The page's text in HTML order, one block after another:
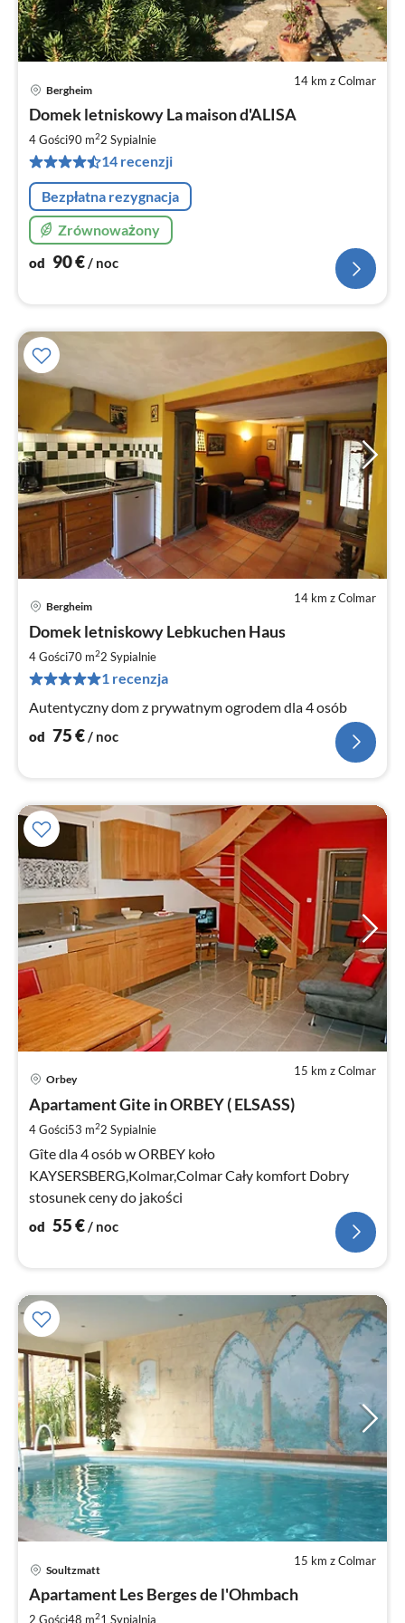
14 km z Colmar
Bergheim
Domek letniskowy La maison d'ALISA
4 Gości90 m22 Sypialnie
14 recenzji
Bezpłatna rezygnacja
Zrównoważony
od 90€/ noc
14 km z Colmar
Bergheim
Domek letniskowy Lebkuchen Haus
4 Gości70 m22 Sypialnie
1 recenzja
Autentyczny dom z prywatnym ogrodem dla 4 osób
od 75€ / noc
15 km z Colmar
Orbey
Apartament Gite in ORBEY ( ELSASS)
4 Gości53 m22 Sypialnie
Gîte dla 4 osób w ORBEY koło
KAYSERSBERG,Kolmar,Colmar Cały komfort Dobry
stosunek ceny do jakości
od 55€/ noc
15 km z Colmar
Soultzmatt
Apartament Les Berges de l'Ohmbach
2 Gości48 m21 Sypialnia